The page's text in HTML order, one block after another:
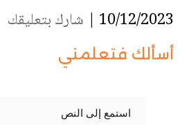
10/12/2023 | شارك بتعليقك
أسألك فتعلمني
استمع إلى النص